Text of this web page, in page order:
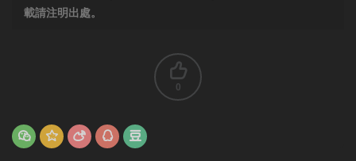
載請注明出處。
0